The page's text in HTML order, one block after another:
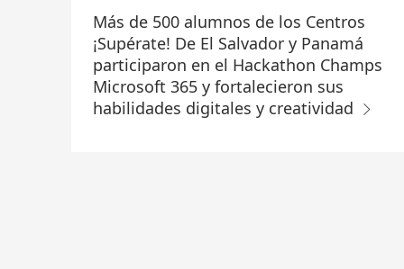
Más de 500 alumnos de los Centros
¡Supérate! De El Salvador y Panamá
participaron en el Hackathon Champs
Microsoft 365 y fortalecieron sus
habilidades digitales y creatividad